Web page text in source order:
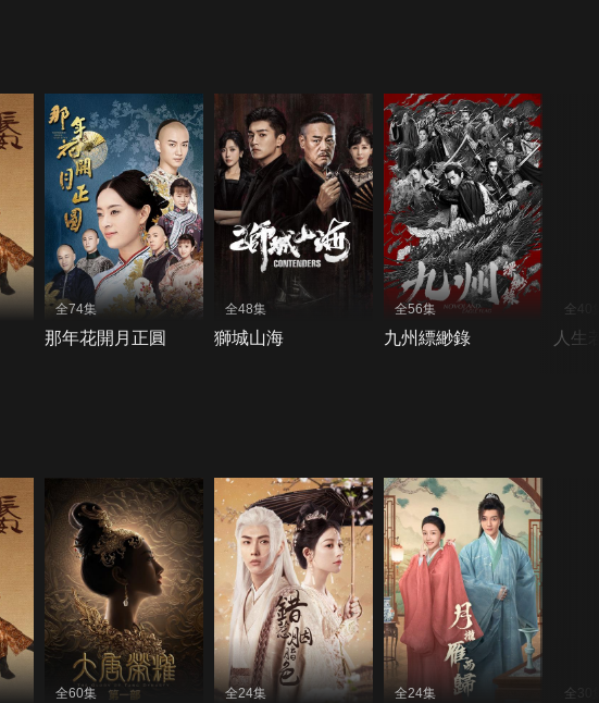
全74集
那年花開月正圓
全48集
獅城山海
全56集
九州縹緲錄
全40
人生
全60集 全24集 全24集 全30